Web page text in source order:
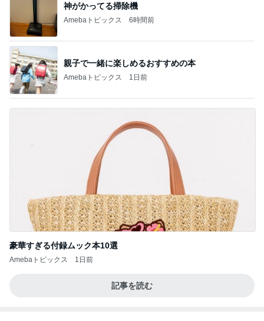
神がかってる掃除機
Amebaトピックス 6時間前
親子で一緒に楽しめるおすすめの本
Amebaトピックス 1日前
豪華すぎる付録ムック本10選
Amebaトピックス 1日前
記事を読む